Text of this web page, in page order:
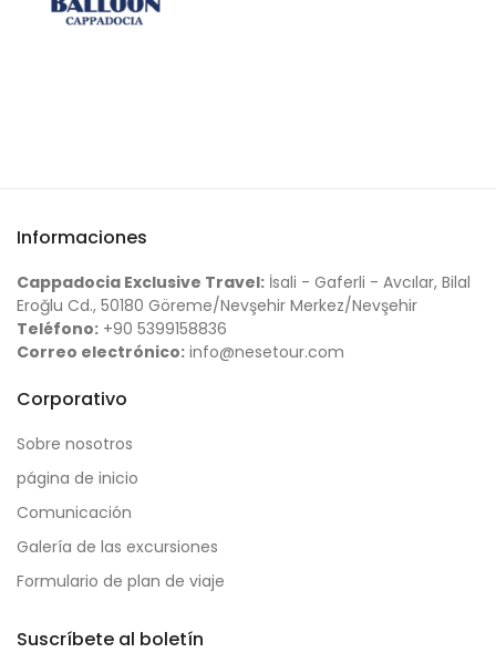
Informaciones
Cappadocia Exclusive Travel: İsali - Gaferli - Avcılar, Bilal
Eroğlu Cd., 50180 Göreme/Nevşehir Merkez/Nevşehir
Teléfono: +90 5399158836
Correo electrónico: info@nesetour.com
Corporativo
Sobre nosotros
página de inicio
Comunicación
Galería de las excursiones
Formulario de plan de viaje
Suscríbete al boletín